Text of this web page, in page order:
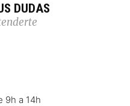
DUDAS
9h a 14h